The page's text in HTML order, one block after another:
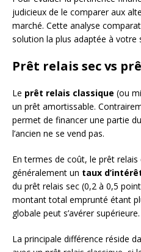
judicieux de le comparer aux
marché. Cette analyse
solution la plus adaptée à votre
Prêt relais sec vs
Le prêt relais classique (ou
un prêt amortissable.
permet de financer une partie
l’ancien ne se vend pas.
En termes de coût, le prêt relais
généralement un taux
du prêt relais sec (0,2 à 0,5
montant total emprunté étant
globale peut s’avérer supérieure.
La principale différence réside